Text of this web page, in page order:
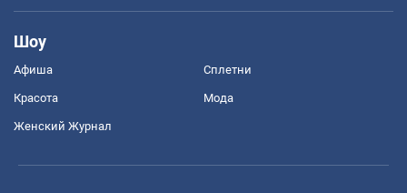
Шоу
Афиша Сплетни
Красота Мода
Женский Журнал